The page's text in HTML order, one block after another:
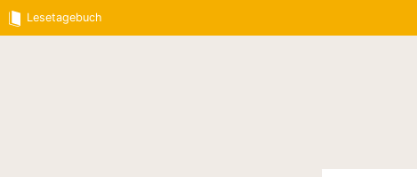
Lesetagebuch